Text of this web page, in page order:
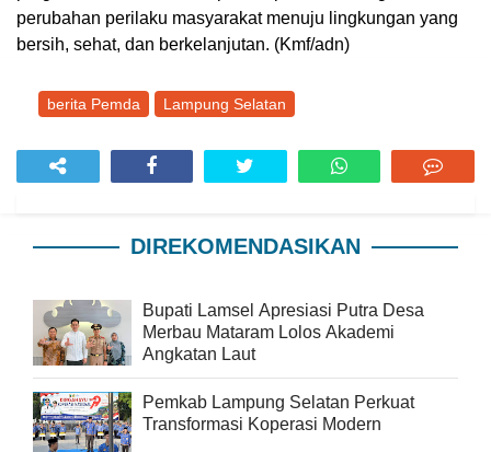
perubahan perilaku masyarakat menuju lingkungan yang
bersih, sehat, dan berkelanjutan. (Kmf/adn)
berita Pemda Lampung Selatan
DIREKOMENDASIKAN
Bupati Lamsel Apresiasi Putra Desa
Merbau Mataram Lolos Akademi
Angkatan Laut
Pemkab Lampung Selatan Perkuat
Transformasi Koperasi Modern